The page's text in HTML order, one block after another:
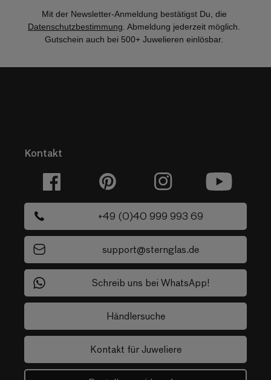
Mit der Newsletter-Anmeldung bestätigst Du, die
Datenschutzbestimmung . Abmeldung jederzeit möglich.
Gutschein auch bei 500+ Juwelieren einlösbar.
Kontakt
Facebook Pinterest Instagram YouTube
+49 (0)40 999 993 69
support@sternglas.de
Schreib uns bei WhatsApp!
Händlersuche
Kontakt für Juweliere